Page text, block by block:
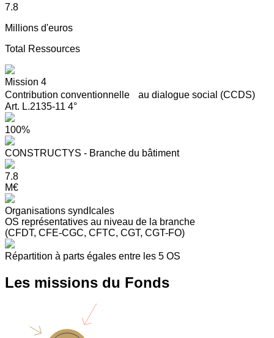
7.8
Millions d'euros
Total Ressources
Mission 4
Contribution conventionnelle au dialogue social (CCDS)
Art. L.2135-11 4°
100%
CONSTRUCTYS - Branche du bâtiment
7.8
M€
Organisations syndIcales
OS représentatives au niveau de la branche
(CFDT, CFE-CGC, CFTC, CGT, CGT-FO)
Répartition à parts égales entre les 5 OS
Les missions du Fonds